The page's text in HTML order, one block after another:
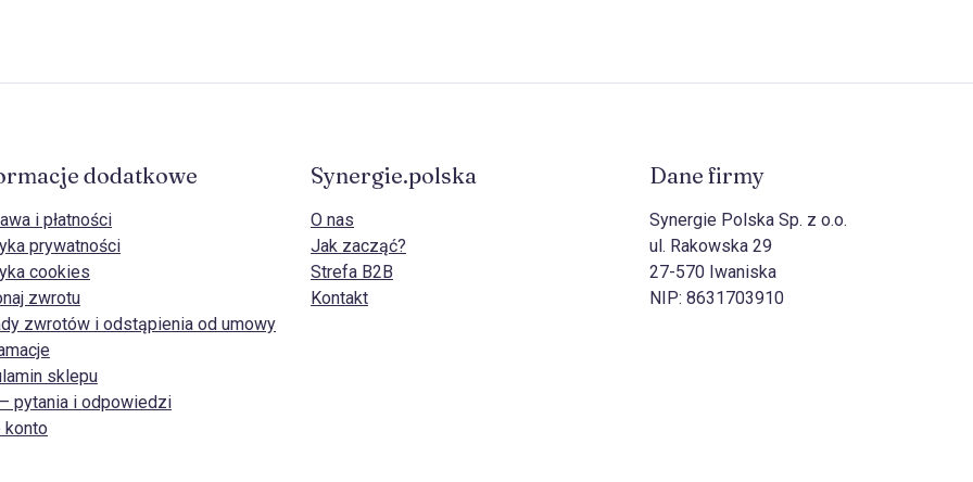
dodatkowe
i płatności
prywatności
cookies
zwrotu
zwrotów i odstąpienia od umowy
sklepu
pytania i odpowiedzi
konto
Synergie.polska
O nas
Jak zacząć?
Strefa B2B
Kontakt
Dane firmy
Synergie Polska Sp. z o.o.
ul. Rakowska 29
27-570 Iwaniska
NIP: 8631703910